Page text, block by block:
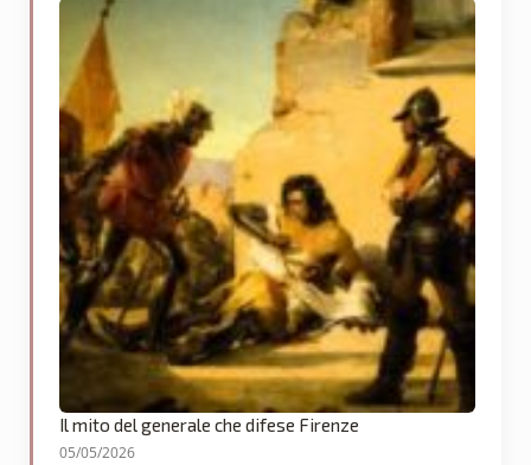
Il mito del generale che difese Firenze
05/05/2026